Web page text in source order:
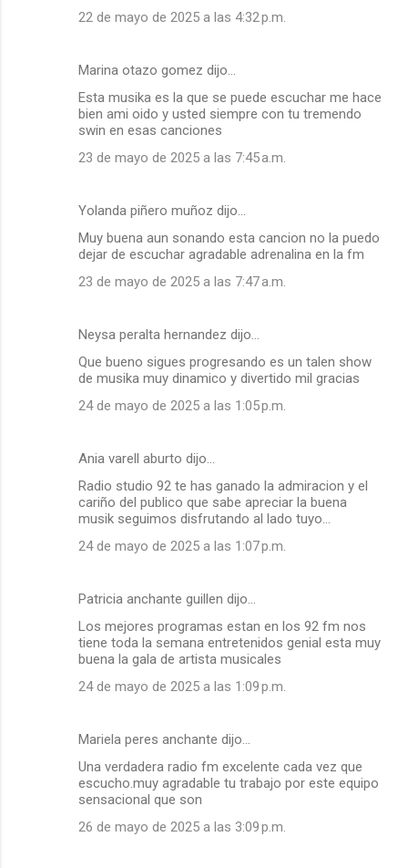
22 de mayo de 2025 a las 4:32 p.m.
Marina otazo gomez dijo…
Esta musika es la que se puede escuchar me hace
bien ami oido y usted siempre con tu tremendo
swin en esas canciones
23 de mayo de 2025 a las 7:45 a.m.
Yolanda piñero muñoz dijo…
Muy buena aun sonando esta cancion no la puedo
dejar de escuchar agradable adrenalina en la fm
23 de mayo de 2025 a las 7:47 a.m.
Neysa peralta hernandez dijo…
Que bueno sigues progresando es un talen show
de musika muy dinamico y divertido mil gracias
24 de mayo de 2025 a las 1:05 p.m.
Ania varell aburto dijo…
Radio studio 92 te has ganado la admiracion y el
cariño del publico que sabe apreciar la buena
musik seguimos disfrutando al lado tuyo...
24 de mayo de 2025 a las 1:07 p.m.
Patricia anchante guillen dijo…
Los mejores programas estan en los 92 fm nos
tiene toda la semana entretenidos genial esta muy
buena la gala de artista musicales
24 de mayo de 2025 a las 1:09 p.m.
Mariela peres anchante dijo…
Una verdadera radio fm excelente cada vez que
escucho.muy agradable tu trabajo por este equipo
sensacional que son
26 de mayo de 2025 a las 3:09 p.m.